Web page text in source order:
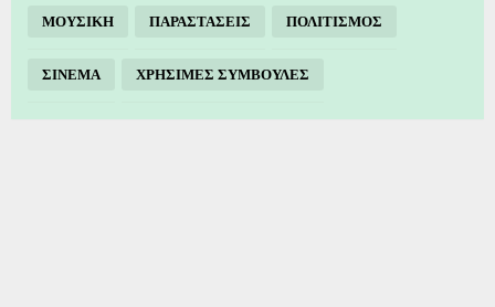
ΜΟΥΣΙΚΗ ΠΑΡΑΣΤΑΣΕΙΣ ΠΟΛΙΤΙΣΜΟΣ
ΣΙΝΕΜΑ ΧΡΗΣΙΜΕΣ ΣΥΜΒΟΥΛΕΣ